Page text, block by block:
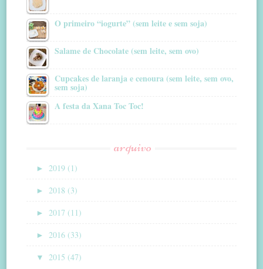
O primeiro “iogurte” (sem leite e sem soja)
Salame de Chocolate (sem leite, sem ovo)
Cupcakes de laranja e cenoura (sem leite, sem ovo,
sem soja)
A festa da Xana Toc Toc!
arquivo
► 2019 (1)
► 2018 (3)
► 2017 (11)
► 2016 (33)
▼ 2015 (47)